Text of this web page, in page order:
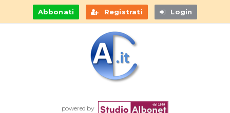
Abbonati Registrati Login
powered by